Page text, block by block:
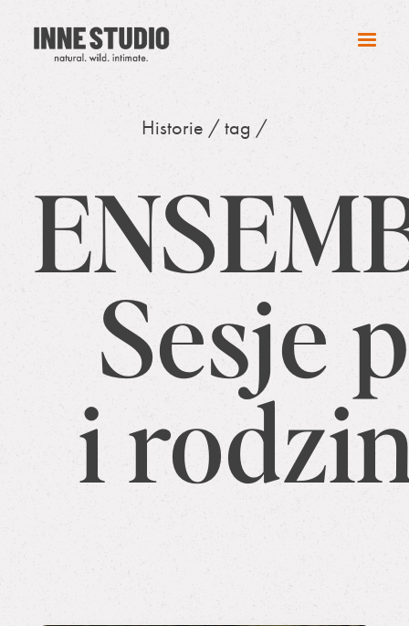
FOTOGRAFII ŚLUBNEJ
OFERTA SESJI KOBIECYCH
Historie / tag /
Sesje
i